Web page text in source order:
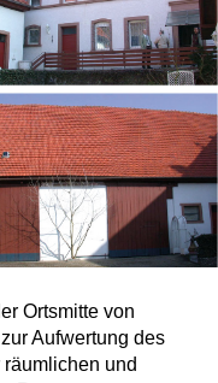
Ortsmitte von
Aufwertung des
und